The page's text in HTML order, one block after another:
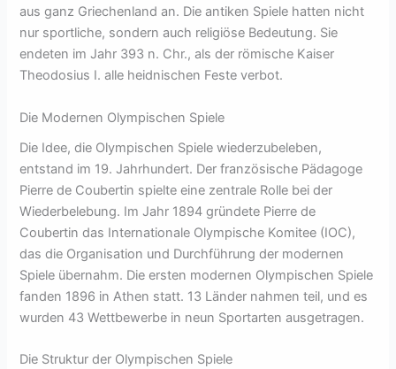
aus ganz Griechenland an. Die antiken Spiele hatten nicht
nur sportliche, sondern auch religiöse Bedeutung. Sie
endeten im Jahr 393 n. Chr., als der römische Kaiser
Theodosius I. alle heidnischen Feste verbot.
Die Modernen Olympischen Spiele
Die Idee, die Olympischen Spiele wiederzubeleben,
entstand im 19. Jahrhundert. Der französische Pädagoge
Pierre de Coubertin spielte eine zentrale Rolle bei der
Wiederbelebung. Im Jahr 1894 gründete Pierre de
Coubertin das Internationale Olympische Komitee (IOC),
das die Organisation und Durchführung der modernen
Spiele übernahm. Die ersten modernen Olympischen Spiele
fanden 1896 in Athen statt. 13 Länder nahmen teil, und es
wurden 43 Wettbewerbe in neun Sportarten ausgetragen.
Die Struktur der Olympischen Spiele